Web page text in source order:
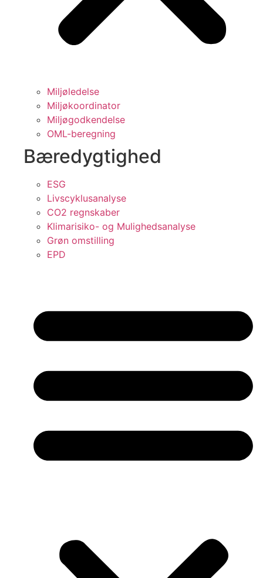
Miljøledelse
Miljøkoordinator
Miljøgodkendelse
OML-beregning
Bæredygtighed
ESG
Livscyklusanalyse
CO2 regnskaber
Klimarisiko- og Mulighedsanalyse
Grøn omstilling
EPD